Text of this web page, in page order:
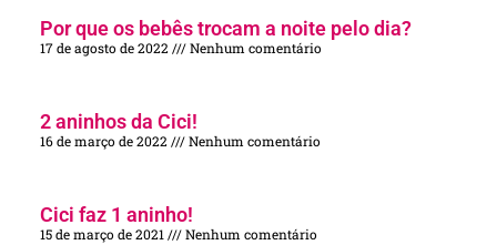
Por que os bebês trocam a noite pelo dia?
17 de agosto de 2022 Nenhum comentário
2 aninhos da Cici!
16 de março de 2022 Nenhum comentário
Cici faz 1 aninho!
15 de março de 2021 Nenhum comentário